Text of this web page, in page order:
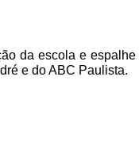
da escola e espalhe
e do ABC Paulista.